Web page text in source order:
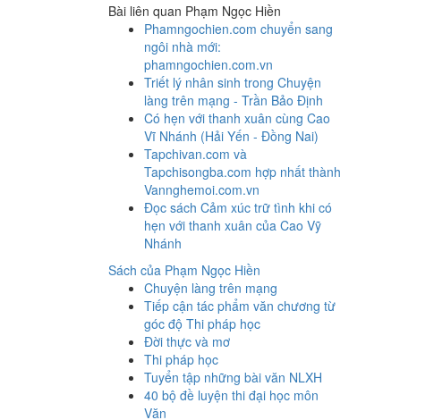
Bài liên quan Phạm Ngọc Hiền
Phamngochien.com chuyển sang
ngôi nhà mới:
phamngochien.com.vn
Triết lý nhân sinh trong Chuyện
làng trên mạng - Trần Bảo Định
Có hẹn với thanh xuân cùng Cao
Vĩ Nhánh (Hải Yến - Đồng Nai)
Tapchivan.com và
Tapchisongba.com hợp nhất thành
Vannghemoi.com.vn
Đọc sách Cảm xúc trữ tình khi có
hẹn với thanh xuân của Cao Vỹ
Nhánh
Sách của Phạm Ngọc Hiền
Chuyện làng trên mạng
Tiếp cận tác phẩm văn chương từ
góc độ Thi pháp học
Đời thực và mơ
Thi pháp học
Tuyển tập những bài văn NLXH
40 bộ đề luyện thi đại học môn
Văn